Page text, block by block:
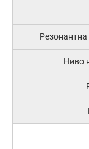
Резонантна
Ниво